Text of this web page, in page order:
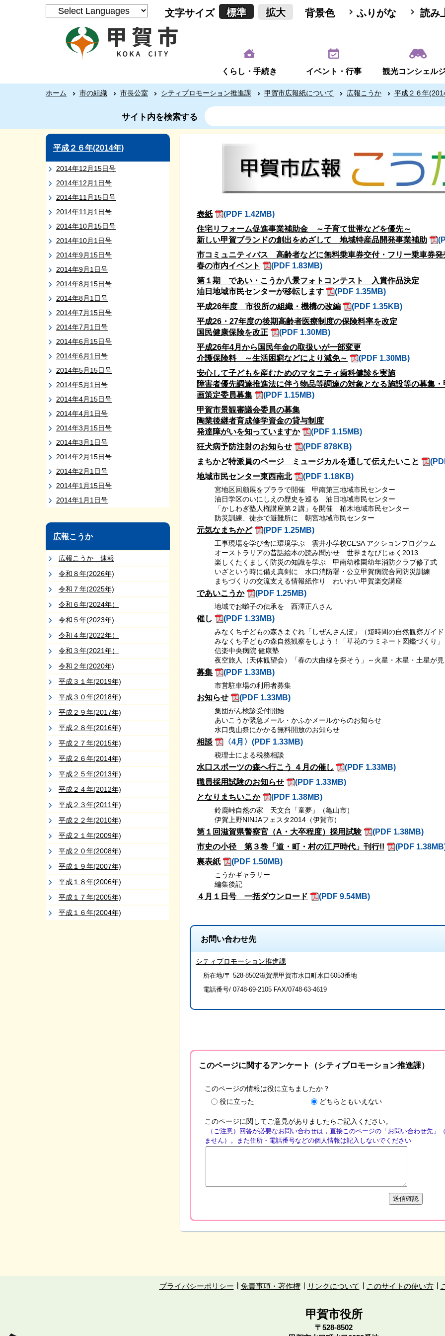
文字サイズ 標準 拡大 背景色 ふりがな 読み
くらし・手続き イベント・行事 観光コンシェル
ホーム 市の組織 市長公室 シティプロモーション推進課 甲賀市広報紙について 広報こうか 平成２６年
サイト内を検索する
平成２６年(2014年)
2014年12月15日号
2014年12月1日号
2014年11月15日号
2014年11月1日号
2014年10月15日号
2014年10月1日号
2014年9月15日号
2014年9月1日号
2014年8月15日号
2014年8月1日号
2014年7月15日号
2014年7月1日号
2014年6月15日号
2014年6月1日号
2014年5月15日号
2014年5月1日号
2014年4月15日号
2014年4月1日号
2014年3月15日号
2014年3月1日号
2014年2月15日号
2014年2月1日号
2014年1月15日号
2014年1月1日号
広報こうか
広報こうか 速報
令和８年(2026年)
令和７年(2025年)
令和６年(2024年）
令和５年(2023年)
令和４年(2022年）
令和３年(2021年）
令和２年(2020年)
平成３１年(2019年)
平成３０年(2018年)
平成２９年(2017年)
平成２８年(2016年)
平成２７年(2015年)
平成２６年(2014年)
平成２５年(2013年)
平成２４年(2012年)
平成２３年(2011年)
平成２２年(2010年)
平成２１年(2009年)
平成２０年(2008年)
平成１９年(2007年)
平成１８年(2006年)
平成１７年(2005年)
平成１６年(2004年)
表紙
(PDF 1.42MB)
住宅リフォーム促進事業補助金 ～子育て世帯などを優先～
新しい甲賀ブランドの創出をめざして 地域特産品開発事業補助
市コミュニティバス 高齢者などに無料乗車券交付・フリー乗車券発
春の市内イベント
(PDF 1.83MB)
第１期 であい・こうか八景フォトコンテスト 入賞作品決定
油日地域市民センターが移転します
(PDF 1.35MB)
平成26年度 市役所の組織・機構の改編
(PDF 1.35KB)
平成26・27年度の後期高齢者医療制度の保険料率を改定
国民健康保険を改正
(PDF 1.30MB)
平成26年4月から国民年金の取扱いが一部変更
介護保険料 ～生活困窮などにより減免～
(PDF 1.30MB)
安心して子どもを産むためのマタニティ歯科健診を実施
障害者優先調達推進法に伴う物品等調達の対象となる施設等の募集
画策定委員募集
(PDF 1.15MB)
甲賀市景観審議会委員の募集
陶業後継者育成修学資金の貸与制度
発達障がいを知っていますか
(PDF 1.15MB)
狂犬病予防注射のお知らせ
(PDF 878KB)
まちかど特派員のページ ミュージカルを通して伝えたいこと
地域市民センター東西南北
(PDF 1.18KB)
宮地区回顧展をプララで開催 甲南第三地域市民センター
油日学区のいにしえの歴史を巡る 油日地域市民センター
「かしわぎ塾人権講座第２講」を開催 柏木地域市民センター
防災訓練、徒歩で避難所に 朝宮地域市民センター
元気なまちかど (PDF 1.25MB)
工事現場を学び舎に環境学ぶ 雲井小学校CESA アクションプログラム
オーストラリアの昔話絵本の読み聞かせ 世界まなびじゅく2013
楽しくたくましく防災の知識を学ぶ 甲南幼稚園幼年消防クラブ修了式
いざという時に備え真剣に 水口消防署・公立甲賀病院合同防災訓練
まちづくりの交流支える情報紙作り わいわい甲賀楽交講座
であいこうか (PDF 1.25MB)
地域でお囃子の伝承を 西澤正八さん
催し (PDF 1.33MB)
みなくち子どもの森きまぐれ「しぜんさんぽ」（短時間の自然観察ガイ
みなくち子どもの森自然観察をしよう！「草花のラミネート図鑑づくり」
信楽中央病院 健康塾
夜空旅人（天体観望会）「春の大曲線を探そう」～火星・木星・土星が
募集 (PDF 1.33MB)
市営駐車場の利用者募集
お知らせ (PDF 1.33MB)
集団がん検診受付開始
あいこうか緊急メール・かふかメールからのお知らせ
水口曳山祭にかかる無料開放のお知らせ
相談 〈4月〉(PDF 1.33MB)
税理士による税務相談
水口スポーツの森へ行こう ４月の催し
(PDF 1.33MB)
職員採用試験のお知らせ
(PDF 1.33MB)
となりまちいこか
(PDF 1.38MB)
鈴鹿峠自然の家 天文台「童夢」（亀山市）
伊賀上野NINJAフェスタ2014（伊賀市）
第１回滋賀県警察官（A・大卒程度）採用試験
(PDF 1.38MB)
市史の小径 第３巻「道・町・村の江戸時代」刊行!!
(PDF
裏表紙
(PDF 1.50MB)
こうかギャラリー
編集後記
４月１日号 一括ダウンロード (PDF 9.54MB)
お問い合わせ先
シティプロモーション推進課
所在地/〒 528-8502滋賀県甲賀市水口町水口6053番地
電話番号/ 0748-69-2105 FAX/0748-63-4619
このページに関するアンケート（シティプロモーション推進課）
このページの情報は役に立ちましたか？
役に立った
どちらともいえない
このページに関してご意見がありましたらご記入ください。
（ご注意）回答が必要なお問い合わせは，直接このページの「お問い合わせ先
ません）。また住所・電話番号などの個人情報は記入しないでください
プライバシーポリシー 免責事項・著作権 リンクについて このサイトの使い方
甲賀市役所
〒528-8502